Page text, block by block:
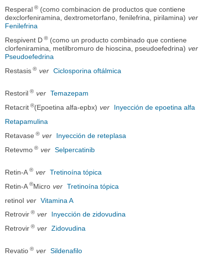
Resperal ® (como combinacion de productos que contiene
dexclorfeniramina, dextrometorfano, fenilefrina, pirilamina) ver
Fenilefrina
Respivent D ® (como un producto combinado que contiene
clorfeniramina, metilbromuro de hioscina, pseudoefedrina) ver
Pseudoefedrina
Restasis ® ver Ciclosporina oftálmica
Restoril ® ver Temazepam
Retacrit ®(Epoetina alfa-epbx) ver
Inyección de epoetina alfa
Retapamulina
Retavase ® ver
Inyección de reteplasa
Retevmo ® ver Selpercatinib
Retin-A ® ver Tretinoína tópica
Retin-A ®Micro ver Tretinoína tópica
retinol ver Vitamina A
Retrovir ® ver
Inyección de zidovudina
Retrovir ® ver Zidovudina
Revatio ® ver Sildenafilo